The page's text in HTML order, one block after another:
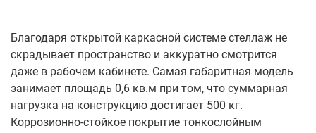
Благодаря открытой каркасной системе стеллаж не
скрадывает пространство и аккуратно смотрится
даже в рабочем кабинете. Самая габаритная модель
занимает площадь 0,6 кв.м при том, что суммарная
нагрузка на конструкцию достигает 500 кг.
Коррозионно-стойкое покрытие тонкослойным